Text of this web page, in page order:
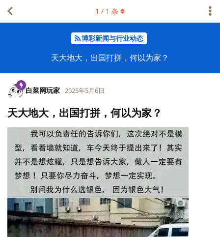
博彩新闻与行业动态
天大地大，出国打拼，何以为家？
1 / 1 条
白菜网玩家 2025年5月6日
天大地大，出国打拼，何以为家？